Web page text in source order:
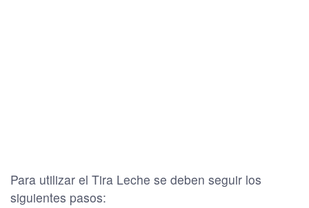
Para utilizar el Tira Leche se deben seguir los
siguientes pasos: